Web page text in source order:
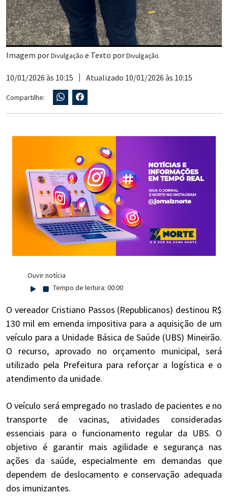
Imagem porDivulgação e Texto porDivulgação
10/01/2026 às 10:15 Atualizado 10/01/2026 às 10:15
Compartilhe:
Ouvir notícia
Tempo de leitura: 00:00
O vereador Cristiano Passos (Republicanos) destinou R$
130 mil em emenda impositiva para a aquisição de um
veículo para a Unidade Básica de Saúde (UBS) Mineirão.
O recurso, aprovado no orçamento municipal, será
utilizado pela Prefeitura para reforçar a logística e o
atendimento da unidade.
O veículo será empregado no traslado de pacientes e no
transporte de vacinas, atividades consideradas
essenciais para o funcionamento regular da UBS. O
objetivo é garantir mais agilidade e segurança nas
ações da saúde, especialmente em demandas que
dependem de deslocamento e conservação adequada
dos imunizantes.